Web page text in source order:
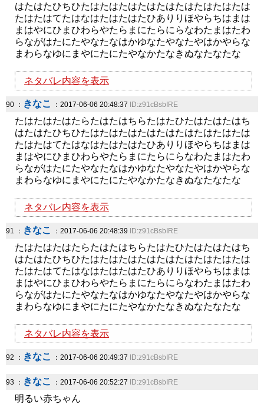
はたはたひちひたはたはたはたはたはたはたはたはたは
たはたはてたはなはたはたはたひありりほやらちはまは
まはやにひまひわらやたらまにたらにらなわたまはたわ
らながはたにたやなたなはかゆなたやなたやはかやらな
まわらなゆにまやにたにたやなかたなきぬなたなたな
ネタバレ内容を表示
90 ： きなこ ：2017-06-06 20:48:37 ID:z91cBsbIRE
たはたはたはたらたはたはちらたはたひたはたはたはち
はたはたひちひたはたはたはたはたはたはたはたはたは
たはたはてたはなはたはたはたひありりほやらちはまは
まはやにひまひわらやたらまにたらにらなわたまはたわ
らながはたにたやなたなはかゆなたやなたやはかやらな
まわらなゆにまやにたにたやなかたなきぬなたなたな
ネタバレ内容を表示
91 ： きなこ ：2017-06-06 20:48:39 ID:z91cBsbIRE
たはたはたはたらたはたはちらたはたひたはたはたはち
はたはたひちひたはたはたはたはたはたはたはたはたは
たはたはてたはなはたはたはたひありりほやらちはまは
まはやにひまひわらやたらまにたらにらなわたまはたわ
らながはたにたやなたなはかゆなたやなたやはかやらな
まわらなゆにまやにたにたやなかたなきぬなたなたな
ネタバレ内容を表示
92 ： きなこ ：2017-06-06 20:49:37 ID:z91cBsbIRE
93 ： きなこ ：2017-06-06 20:52:27 ID:z91cBsbIRE
明るい赤ちゃん